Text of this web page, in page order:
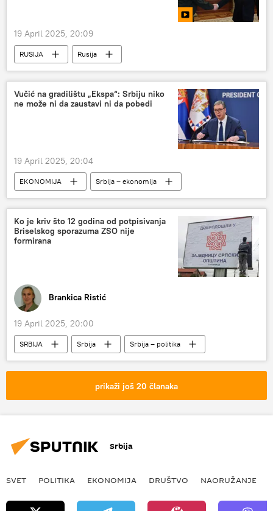
19 April 2025, 20:09
RUSIJA
Rusija
Specijalna vojna operacija u Ukrajini – vesti
Vladimir Putin
Uskrs primirje
Vučić na gradilištu „Ekspa“: Srbiju niko
ne može ni da zaustavi ni da pobedi
19 April 2025, 20:04
EKONOMIJA Srbija – ekonomija
Ko je kriv što 12 godina od potpisivanja
Briselskog sporazuma ZSO nije
formirana
Brankica Ristić
19 April 2025, 20:00
SRBIJA Srbija
Srbija – politika
Kosovo i Metohija (KiM)
Briselski sporazum
Aljbin Kurti
ZSO godišnjica
prikaži još 20 članaka
Srbija
SVET POLITIKA EKONOMIJA DRUŠTVO NAORUŽANJE